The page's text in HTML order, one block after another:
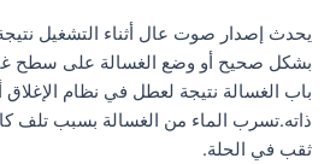
يحدث إصدار صوت عال أثناء التشغيل
بشكل صحيح أو وضع الغسالة على سطح
باب الغسالة نتيجة لعطل في نظام
ذاته.تسرب الماء من الغسالة بسبب تلف
ثقب في الحلة.